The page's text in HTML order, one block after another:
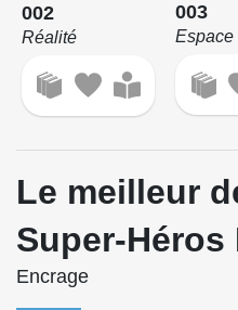
002
Réalité
003
Espace
Le meilleur
Super-Héros
Encrage